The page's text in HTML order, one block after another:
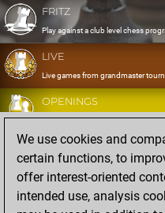
FRITZ
Play against a club level chess
LIVE
Live games from grandmaster
OPENINGS
Develop and exercise your
DATABASE
Eight million strong games
MYGAMES
Store and analyse your own
We use cookies and
certain functions, to
offer interest-oriented
intended use, analysis